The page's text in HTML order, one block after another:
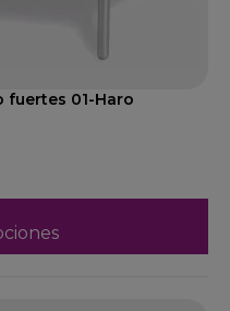
fuertes 01-Haro